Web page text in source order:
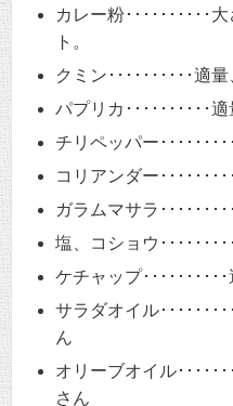
カレー粉･･････････
ト。
クミン･･････････適
パプリカ･･････････
チリペッパー･･･････
コリアンダー･･･････
ガラムマサラ･･･････
塩、コショウ････････
ケチャップ･････････
サラダオイル･･･････
ん
オリーブオイル･････
さん